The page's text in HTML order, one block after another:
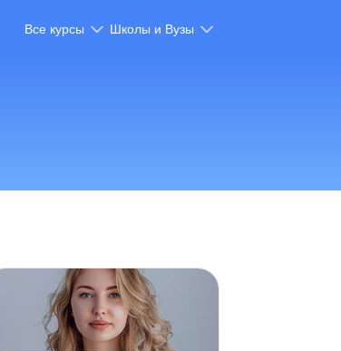
Все курсы Школы и Вузы